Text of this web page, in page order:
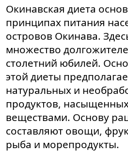
Окинавская диета
принципах питания
островов Окинава.
множество
столетний юбилей.
этой диеты
натуральных и
продуктов,
веществами. Основу
составляют овощи,
рыба и морепродукты.